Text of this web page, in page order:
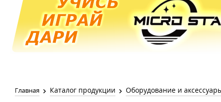
Распродажа Лампы
Главная Каталог продукции Оборудование и